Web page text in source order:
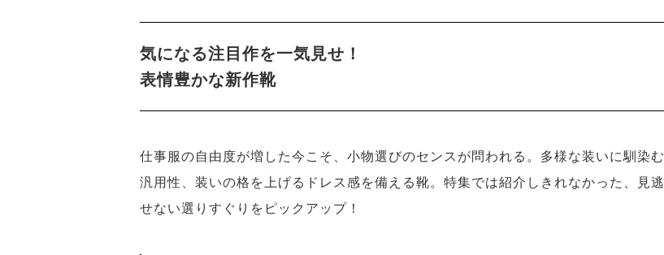
気になる注目作を一気見せ！
表情豊かな新作靴
仕事服の自由度が増した今こそ、小物選びのセンスが問われる。多様な装いに馴染む
汎用性、装いの格を上げるドレス感を備える靴。特集では紹介しきれなかった、見逃
せない選りすぐりをピックアップ！